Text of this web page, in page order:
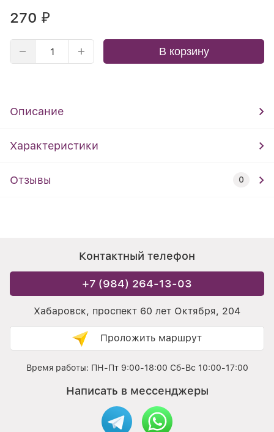
270 ₽
В корзину
Описание
Характеристики
Отзывы 0
Контактный телефон
+7 (984) 264-13-03
Хабаровск, проспект 60 лет Октября, 204
Проложить маршрут
Время работы: ПН-Пт 9:00-18:00 Сб-Вс 10:00-17:00
Написать в мессенджеры